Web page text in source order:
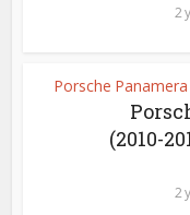
2
Porsche
(2010-
2